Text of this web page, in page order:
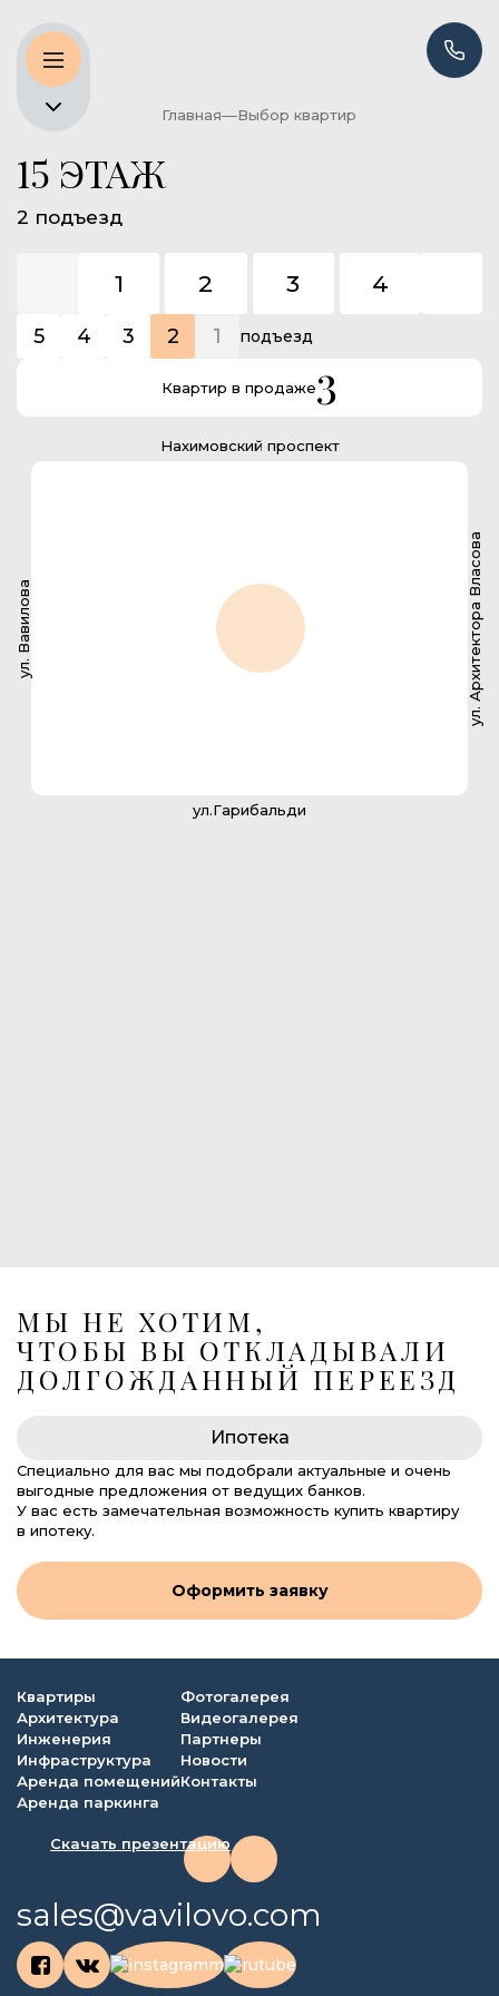
Главная Выбор квартир
15 ЭТАЖ
2 подъезд
1 2 3 4
Квартир в продаже3
подъезд
1
2
3
4
5
ул. Вавилова
Нахимовский проспект
ул.Гарибальди
ул. Архитектора Власова
МЫ НЕ ХОТИМ,
ЧТОБЫ ВЫ ОТКЛАДЫВАЛИ
ДОЛГОЖДАННЫЙ ПЕРЕЕЗД
Ипотека
Специально для вас мы подобрали актуальные и очень
выгодные предложения от ведущих банков.
У вас есть замечательная возможность купить квартиру
в ипотеку.
Оформить заявку
Квартиры
Архитектура
Инженерия
Инфраструктура
Аренда помещений
Аренда паркинга
Фотогалерея
Видеогалерея
Партнеры
Новости
Контакты
Скачать презентацию
sales@vavilovo.com